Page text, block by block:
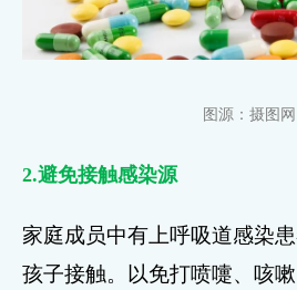
图源：摄图网
2.避免接触感染源
家庭成员中有上呼吸道感染
孩子接触。以免打喷嚏、咳